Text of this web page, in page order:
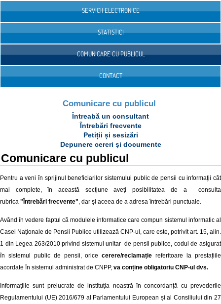
SERVICII ELECTRONICE
STATISTICI
COMUNICARE CU PUBLICUL
CONTACT
Comunicare cu publicul
Întreabă un consultant
Întrebări frecvente
Petiții și sesizări
Depunere cereri şi documente
Comunicare cu publicul
Pentru a veni în sprijinul beneficiarilor sistemului public de pensii cu informaţii cât
mai complete, în această secţiune aveţi posibilitatea de a consulta
rubrica "Întrebări frecvente", dar şi aceea de a adresa întrebări punctuale.
Având în vedere faptul că modulele informatice care compun sistemul informatic al
Casei Naționale de Pensii Publice utilizează CNP-ul, care este, potrivit art. 15, alin.
1 din Legea 263/2010 privind sistemul unitar de pensii publice, codul de asigurat
în sistemul public de pensii, oricecerere/reclamație referitoare la prestațiile
acordate în sistemul administrat de CNPP, va conține obligatoriu CNP-ul dvs.
Informațiile sunt prelucrate de instituţia noastră în concordanță cu prevederile
Regulamentului (UE) 2016/679 al Parlamentului European și al Consiliului din 27